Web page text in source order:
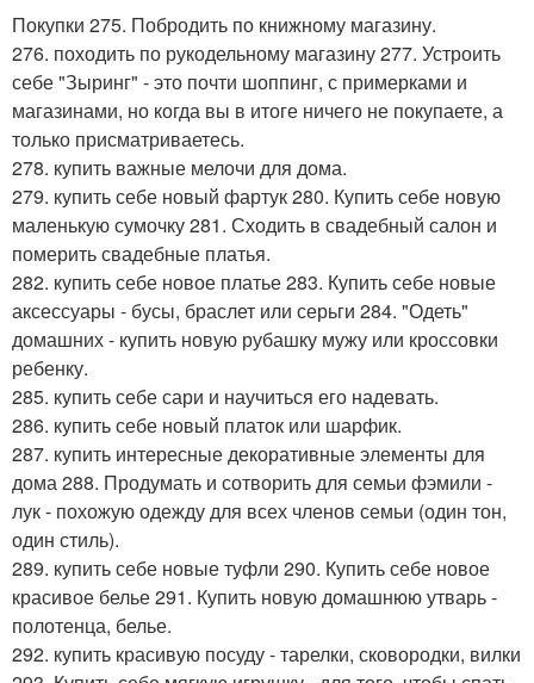
Покупки 275. Побродить по книжному магазину.
276. походить по рукодельному магазину 277. Устроить
себе "Зыринг" - это почти шоппинг, с примерками и
магазинами, но когда вы в итоге ничего не покупаете, а
только присматриваетесь.
278. купить важные мелочи для дома.
279. купить себе новый фартук 280. Купить себе новую
маленькую сумочку 281. Сходить в свадебный салон и
померить свадебные платья.
282. купить себе новое платье 283. Купить себе новые
аксессуары - бусы, браслет или серьги 284. "Одеть"
домашних - купить новую рубашку мужу или кроссовки
ребенку.
285. купить себе сари и научиться его надевать.
286. купить себе новый платок или шарфик.
287. купить интересные декоративные элементы для
дома 288. Продумать и сотворить для семьи фэмили -
лук - похожую одежду для всех членов семьи (один тон,
один стиль).
289. купить себе новые туфли 290. Купить себе новое
красивое белье 291. Купить новую домашнюю утварь -
полотенца, белье.
292. купить красивую посуду - тарелки, сковородки, вилки